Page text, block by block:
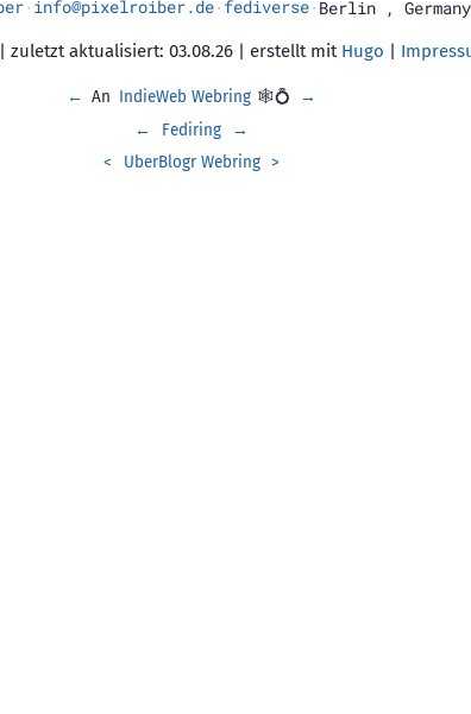
· info@pixelroiber.de· fediverse· Berlin , Germany
| zuletzt aktualisiert: 03.08.26 | erstellt mit Hugo |
← An IndieWeb Webring 🕸💍
→
←
Fediring
→
<
UberBlogr Webring >